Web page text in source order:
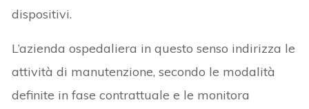
dispositivi.
L’azienda ospedaliera in questo senso indirizza le
attività di manutenzione, secondo le modalità
definite in fase contrattuale e le monitora